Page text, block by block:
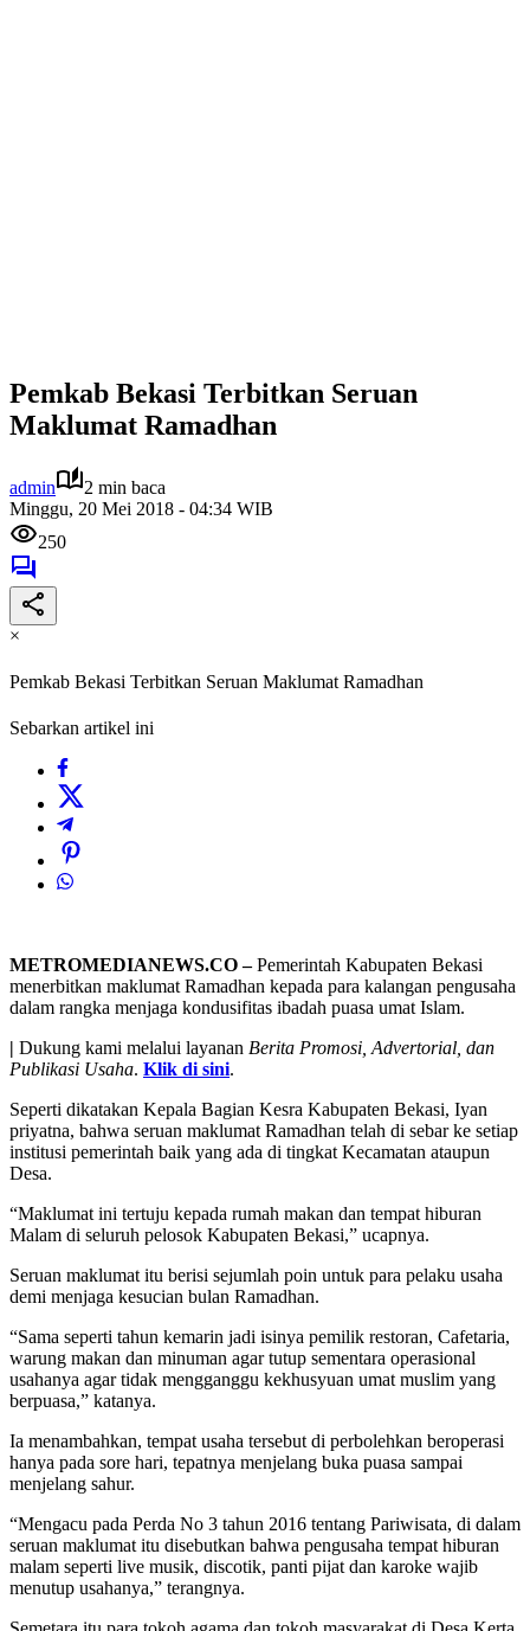
Pemkab Bekasi Terbitkan Seruan
Maklumat Ramadhan
admin
2 min baca
Minggu, 20 Mei 2018 - 04:34 WIB
250
×
Pemkab Bekasi Terbitkan Seruan Maklumat Ramadhan
Sebarkan artikel ini
METROMEDIANEWS.CO –Pemerintah Kabupaten Bekasi
menerbitkan maklumat Ramadhan kepada para kalangan pengusaha
dalam rangka menjaga kondusifitas ibadah puasa umat Islam.
| Dukung kami melalui layanan Berita Promosi, Advertorial, dan
Publikasi Usaha. Klik di sini.
Seperti dikatakan Kepala Bagian Kesra Kabupaten Bekasi, Iyan
priyatna, bahwa seruan maklumat Ramadhan telah di sebar ke setiap
institusi pemerintah baik yang ada di tingkat Kecamatan ataupun
Desa.
“Maklumat ini tertuju kepada rumah makan dan tempat hiburan
Malam di seluruh pelosok Kabupaten Bekasi,” ucapnya.
Seruan maklumat itu berisi sejumlah poin untuk para pelaku usaha
demi menjaga kesucian bulan Ramadhan.
“Sama seperti tahun kemarin jadi isinya pemilik restoran, Cafetaria,
warung makan dan minuman agar tutup sementara operasional
usahanya agar tidak mengganggu kekhusyuan umat muslim yang
berpuasa,” katanya.
Ia menambahkan, tempat usaha tersebut di perbolehkan beroperasi
hanya pada sore hari, tepatnya menjelang buka puasa sampai
menjelang sahur.
“Mengacu pada Perda No 3 tahun 2016 tentang Pariwisata, di dalam
seruan maklumat itu disebutkan bahwa pengusaha tempat hiburan
malam seperti live musik, discotik, panti pijat dan karoke wajib
menutup usahanya,” terangnya.